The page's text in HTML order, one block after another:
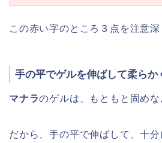
この赤い字のところ３点を注意深
手の平でゲルを伸ばして柔らか
マナラのゲルは、もともと固めな
だから、手の平で伸ばして、十